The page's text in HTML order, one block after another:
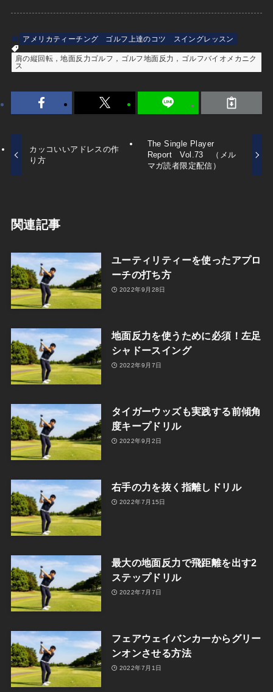
アメリカティーチング ゴルフ上達のコツ スイングレッスン
肩の縦回転，地面反力ゴルフ，ゴルフ地面反力，ゴルフバイオメカニク
ス
カッコいいアドレスの作
り方
The Single Player
Report Vol.73 （メル
マガ読者限定配信）
関連記事
ユーティリティーを使ったアプロ
ーチの打ち方
2022年9月28日
地面反力を使うために必須！左足
シャドースイング
2022年9月7日
タイガーウッズも実践する前傾角
度キープドリル
2022年9月2日
右手の力を抜く指離しドリル
2022年7月15日
最大の地面反力で飛距離を出す2
ステップドリル
2022年7月7日
フェアウェイバンカーからグリー
ンオンさせる方法
2022年7月1日